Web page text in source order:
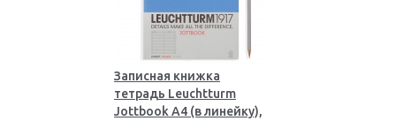
Записная книжка
тетрадь Leuchtturm
Jottbook А4 (в линейку),